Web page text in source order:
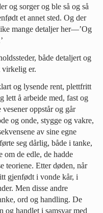
og sorger og ble så og så
et annet sted. Og der
mange detaljer her—’Og
både detaljert og
virkelig er.
og lysende rent, plettfritt
lett å arbeide med, fast og
oppstår og går
og onde, stygge og vakre,
av sine egne
seg dårlig, både i tanke,
om de edle, de hadde
teoriene. Etter døden, når
gjenfødt i vonde kår, i
Men disse andre
ord og handling. De
og handlet i samsvar med